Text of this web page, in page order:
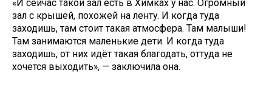
«И сейчас такой зал есть в Химках у нас. Огромный
зал с крышей, похожей на ленту. И когда туда
заходишь, там стоит такая атмосфера. Там малыши!
Там занимаются маленькие дети. И когда туда
заходишь, от них идёт такая благодать, оттуда не
хочется выходить», — заключила она.